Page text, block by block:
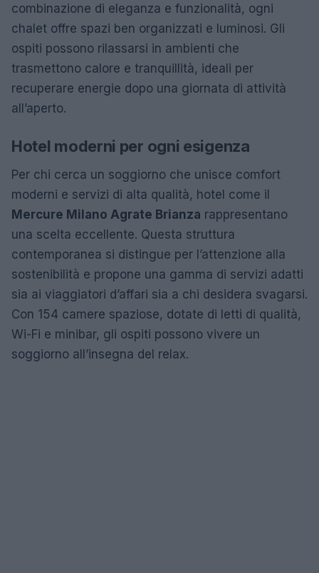
combinazione di eleganza e funzionalità, ogni
chalet offre spazi ben organizzati e luminosi. Gli
ospiti possono rilassarsi in ambienti che
trasmettono calore e tranquillità, ideali per
recuperare energie dopo una giornata di attività
all’aperto.
Hotel moderni per ogni esigenza
Per chi cerca un soggiorno che unisce comfort
moderni e servizi di alta qualità, hotel come il
Mercure Milano Agrate Brianza rappresentano
una scelta eccellente. Questa struttura
contemporanea si distingue per l’attenzione alla
sostenibilità e propone una gamma di servizi adatti
sia ai viaggiatori d’affari sia a chi desidera svagarsi.
Con 154 camere spaziose, dotate di letti di qualità,
Wi-Fi e minibar, gli ospiti possono vivere un
soggiorno all’insegna del relax.